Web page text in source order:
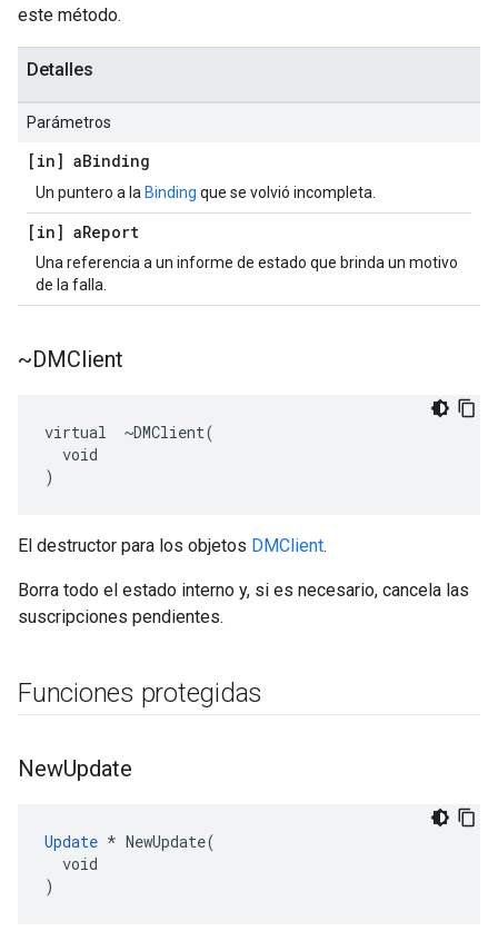
este método.
Detalles
Parámetros
[in] aBinding
Un puntero a la Binding que se volvió incompleta.
[in] aReport
Una referencia a un informe de estado que brinda un motivo
de la falla.
~DMClient
virtual  ~DMClient(
  void
)
El destructor para los objetos DMClient.
Borra todo el estado interno y, si es necesario, cancela las
suscripciones pendientes.
Funciones protegidas
NewUpdate
Update * NewUpdate(
  void
)